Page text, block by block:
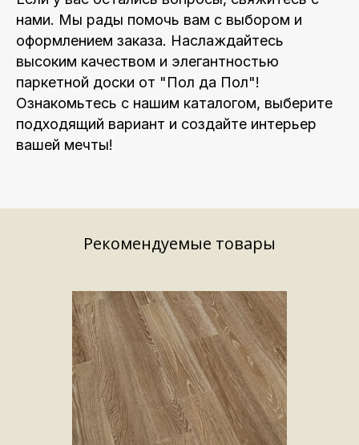
нами. Мы рады помочь вам с выбором и
оформлением заказа. Наслаждайтесь
высоким качеством и элегантностью
паркетной доски от "Пол да Пол"!
Ознакомьтесь с нашим каталогом, выберите
подходящий вариант и создайте интерьер
вашей мечты!
Рекомендуемые товары